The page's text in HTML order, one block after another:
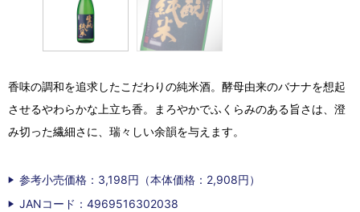
香味の調和を追求したこだわりの純米酒。酵母由来のバナナを想起
させるやわらかな上立ち香。まろやかでふくらみのある旨さは、澄
み切った繊細さに、瑞々しい余韻を与えます。
参考小売価格：3,198円（本体価格：2,908円）
JANコード：4969516302038